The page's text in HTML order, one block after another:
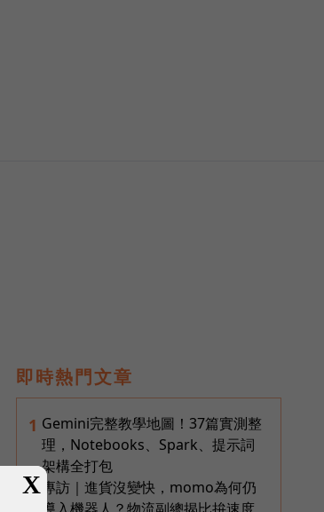
即時熱門文章
1 Gemini完整教學地圖！37篇實測整
理，Notebooks、Spark、提示詞
架構全打包
2 專訪｜進貨沒變快，momo為何仍
X